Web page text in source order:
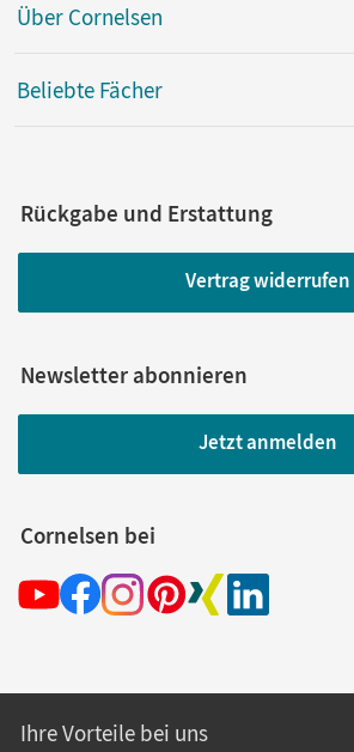
Über Cornelsen
Beliebte Fächer
Rückgabe und Erstattung
Vertrag widerrufen
Newsletter abonnieren
Jetzt anmelden
Cornelsen bei
Ihre Vorteile bei uns